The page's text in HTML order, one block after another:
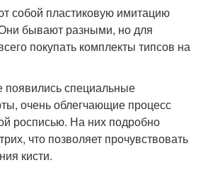
собой пластиковую имитацию
бывают разными, но для
покупать комплекты типсов на
специальные
очень облегчающие процесс
росписью. На них подробно
что позволяет прочувствовать
кисти.